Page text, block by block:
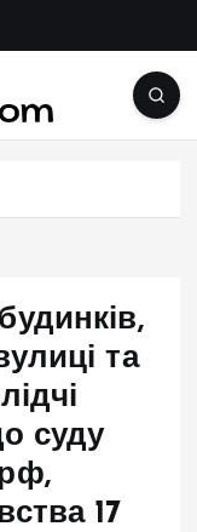
действий в
та
суду
17